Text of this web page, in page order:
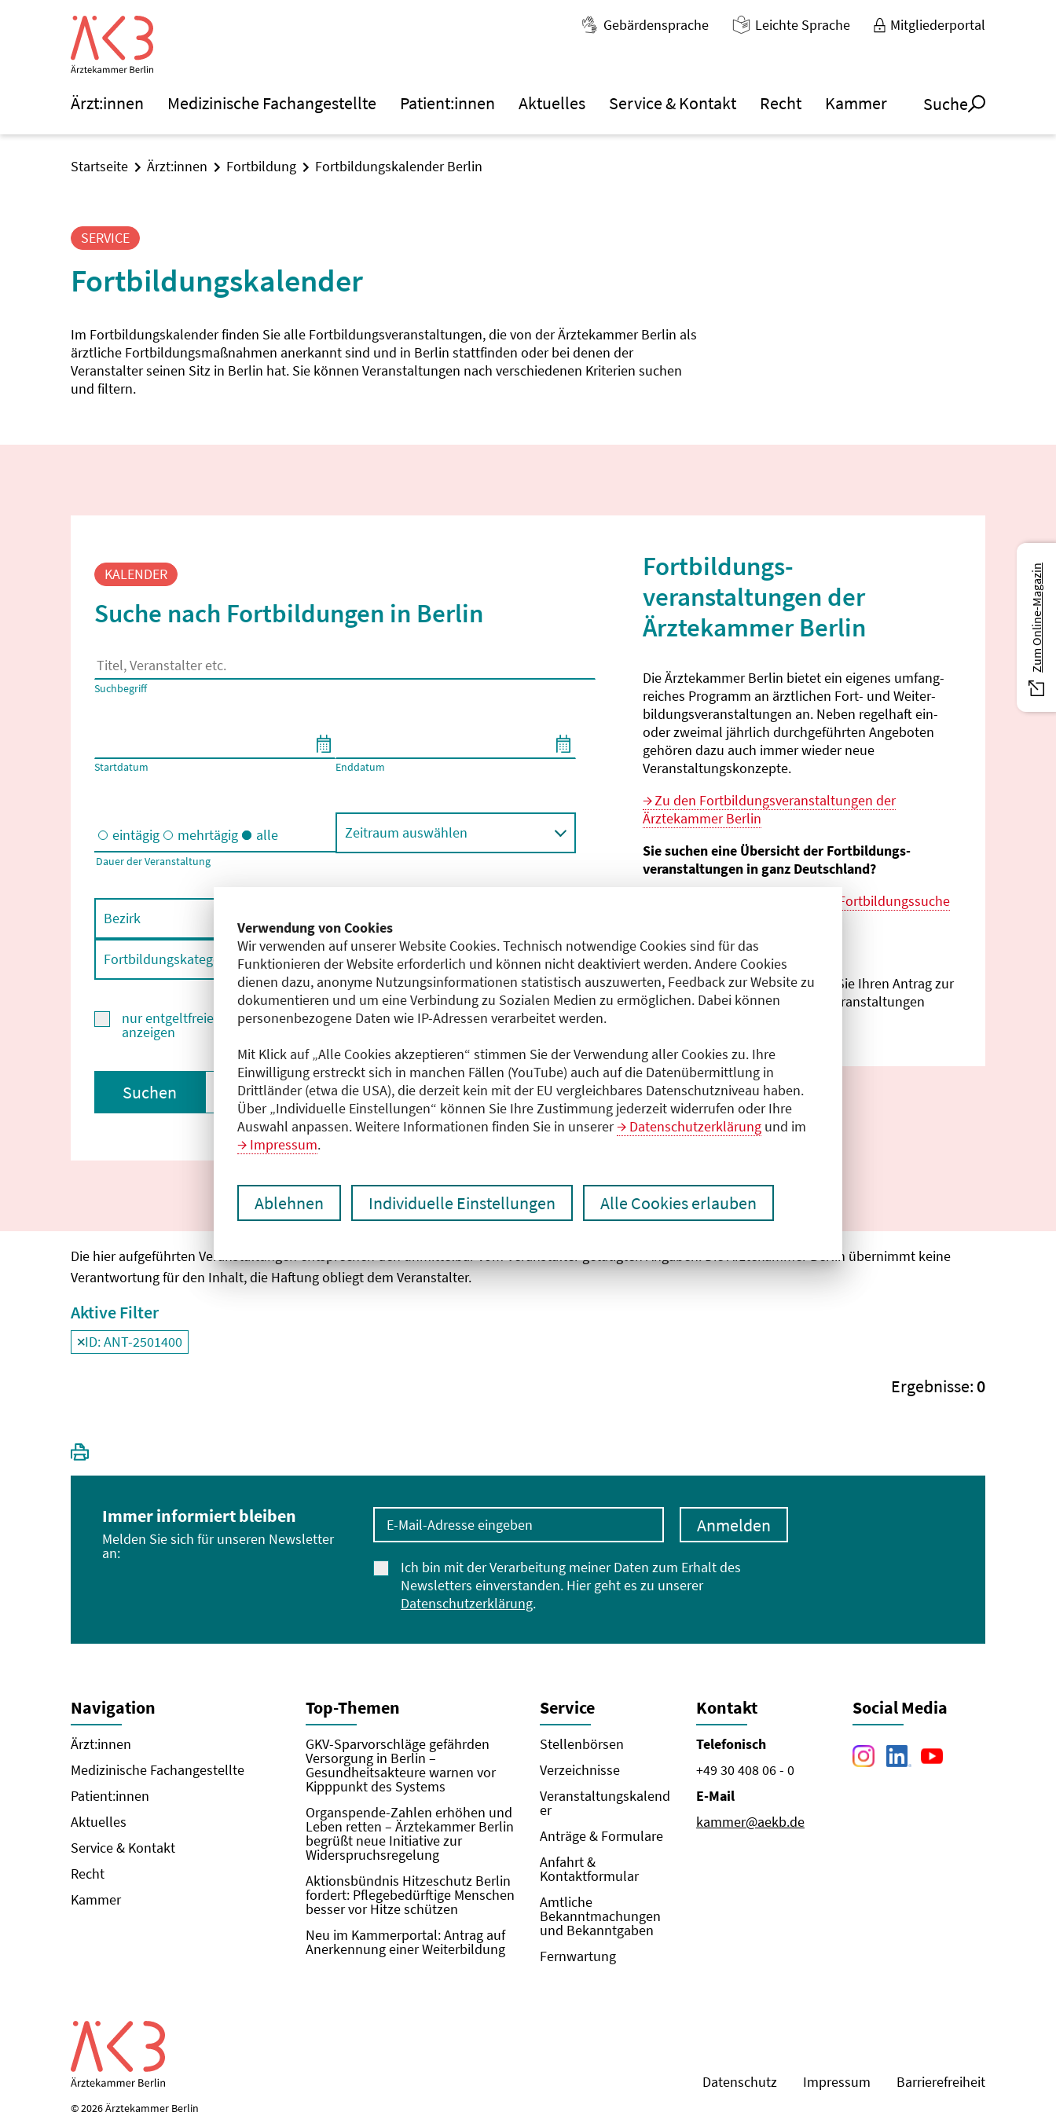
Verwendung von Cookies
Wir verwenden auf unserer Website Cookies. Technisch notwendige Cookies sind für das
Funktionieren der Website erforderlich und können nicht deaktiviert werden. Andere Cookies
dienen dazu, anonyme Nutzungsinformationen statistisch auszuwerten, Feedback zur Website zu
dokumentieren und um eine Verbindung zu Sozialen Medien zu ermöglichen. Dabei können
personenbezogene Daten wie IP-Adressen verarbeitet werden.
Mit Klick auf „Alle Cookies akzeptieren“ stimmen Sie der Verwendung aller Cookies zu. Ihre
Einwilligung erstreckt sich in manchen Fällen (YouTube) auch auf die Datenübermittlung in
Drittländer (etwa die USA), die derzeit kein mit der EU vergleichbares Datenschutzniveau haben.
Über „Individuelle Einstellungen“ können Sie Ihre Zustimmung jederzeit widerrufen oder Ihre
Auswahl anpassen. Weitere Informationen finden Sie in unserer
Datenschutzerklärung und im
Impressum.
Ablehnen Individuelle Einstellungen Alle Cookies erlauben
Gebärdensprache Leichte Sprache Mitgliederportal
Ärzt:innen Medizinische Fachangestellte Patient:innen Aktuelles Service & Kontakt Recht Kammer Suche
Startseite Ärzt:innen Fortbildung Fortbildungskalender Berlin
SERVICE
Fortbildungskalender
Im Fortbildungskalender finden Sie alle Fortbildungsveranstaltungen, die von der Ärztekammer Berlin als
ärztliche Fortbildungsmaßnahmen anerkannt sind und in Berlin stattfinden oder bei denen der
Veranstalter seinen Sitz in Berlin hat. Sie können Veranstaltungen nach verschiedenen Kriterien suchen
und filtern.
KALENDER
Suche nach Fortbildungen in Berlin
Es erscheinen Suchvorschläge, wenn mindestens 2 Zeichen eingegeben wurden.
Suchbegriff
Startdatum Enddatum
Eintägige und/oder mehrtägige Veranstaltungen
eintägig mehrtägig alle
Dauer der Veranstaltung
Zeitraum auswählen
Bezirk
Fortbildungskategorie Fachgebiet
nur entgeltfreie Fortbildungen
anzeigen
Suchen Filter zurücksetzen Ergebnisse drucken
Fortbildungs­
veranstaltungen der
Ärztekammer Berlin
Die Ärztekammer Berlin bietet ein eigenes umfang­
reiches Programm an ärztlichen Fort- und Weiter­
bildungs­veranstaltungen an. Neben regelhaft ein-
oder zweimal jährlich durch­geführten Angeboten
gehören dazu auch immer wieder neue
Veranstaltungs­konzepte.
Zu den Fortbildungs­veranstaltungen der
Ärztekammer Berlin
Sie suchen eine Übersicht der Fortbildungs­
veranstaltungen in ganz Deutschland?
bundes­weiten Fortbildungs­suche
Sie sind Veranstalter?
Im
CME-Antragsportalkönnen Sie Ihren Antrag zur
Anerkennung von Fortbildungs­veranstaltungen
Die hier aufgeführten Veranstaltungen entsprechen den unmittelbar vom Veranstalter getätigten Angaben. Die Ärztekammer Berlin übernimmt keine
Verantwortung für den Inhalt, die Haftung obliegt dem Veranstalter.
Aktive Filter
Filter
ID: ANT-2501400
deaktivieren und Suchergebnisse neu laden
Ergebnisse:0
Immer informiert bleiben
Melden Sie sich für unseren Newsletter
an:
E-Mail-Adresse eingeben
Ich bin mit der Verarbeitung meiner Daten zum Erhalt des
Newsletters einverstanden. Hier geht es zu unserer
Datenschutzerklärung.
Anmelden
Navigation
Ärzt:innen
Medizinische Fachangestellte
Patient:innen
Aktuelles
Service & Kontakt
Recht
Kammer
Top-Themen
GKV-Sparvorschläge gefährden
Versorgung in Berlin –
Gesundheitsakteure warnen vor
Kipppunkt des Systems
Organspende-Zahlen erhöhen und
Leben retten – Ärztekammer Berlin
begrüßt neue Initiative zur
Widerspruchsregelung
Aktionsbündnis Hitzeschutz Berlin
fordert: Pflegebedürftige Menschen
besser vor Hitze schützen
Neu im Kammerportal: Antrag auf
Anerkennung einer Weiterbildung
Service
Stellenbörsen
Verzeichnisse
Veranstaltungskalend
er
Anträge & Formulare
Anfahrt &
Kontaktformular
Amtliche
Bekanntmachungen
und Bekanntgaben
Fernwartung
Kontakt
Telefonisch
+49 30 408 06 - 0
E-Mail
kammer@aekb.de
Social Media
Datenschutz Impressum Barrierefreiheit
© 2026 Ärztekammer Berlin
Zum Online-Magazin